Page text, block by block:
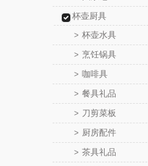
杯壶厨具
> 杯壶水具
> 烹饪锅具
> 咖啡具
> 餐具礼品
> 刀剪菜板
> 厨房配件
> 茶具礼品